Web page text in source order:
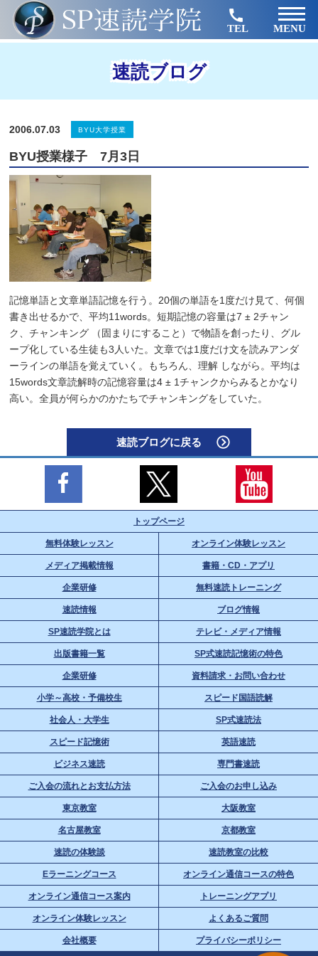
TEL MENU
速読ブログ
2006.07.03 BYU大学授業
BYU授業様子 7月3日
記憶単語と文章単語記憶を行う。20個の単語を1度だけ見て、何個
書き出せるかで、平均11words。短期記憶の容量は7 ± 2チャン
ク、チャンキング （固まりにすること）で物語を創ったり、グル
ープ化している生徒も3人いた。文章では1度だけ文を読みアンダ
ーラインの単語を覚えていく。もちろん、理解 しながら。平均は
15words文章読解時の記憶容量は4 ± 1チャンクからみるとかなり
高い。全員が何らかのかたちでチャンキングをしていた。
速読ブログに戻る
トップページ
無料体験レッスン オンライン体験レッスン
メディア掲載情報 書籍・CD・アプリ
企業研修 無料速読トレーニング
速読情報 ブログ情報
SP速読学院とは テレビ・メディア情報
出版書籍一覧 SP式速読記憶術の特色
企業研修 資料請求・お問い合わせ
小学～高校・予備校生 スピード国語読解
社会人・大学生 SP式速読法
スピード記憶術 英語速読
ビジネス速読 専門書速読
ご入会の流れとお支払方法 ご入会のお申し込み
東京教室 大阪教室
名古屋教室 京都教室
速読の体験談 速読教室の比較
Eラーニングコース オンライン通信コースの特色
オンライン通信コース案内 トレーニングアプリ
オンライン体験レッスン よくあるご質問
会社概要 プライバシーポリシー